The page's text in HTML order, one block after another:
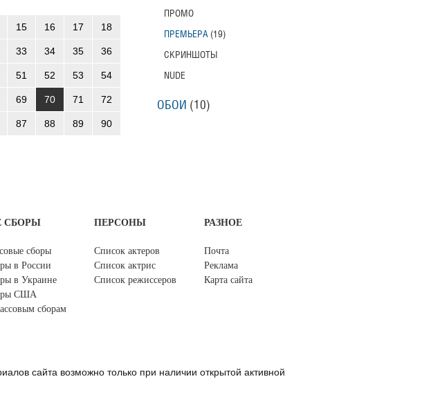
15 16 17 18
33 34 35 36
51 52 53 54
69 70 71 72
87 88 89 90
ПРОМО
ПРЕМЬЕРА (19)
СКРИНШОТЫ
NUDE
ОБОИ (10)
СБОРЫ
сборы
в России
в Украине
США
сборам
ПЕРСОНЫ
Список актеров
Список актрис
Список режиссеров
РАЗНОЕ
Почта
Реклама
Карта сайта
сайта возможно только при наличии открытой активной